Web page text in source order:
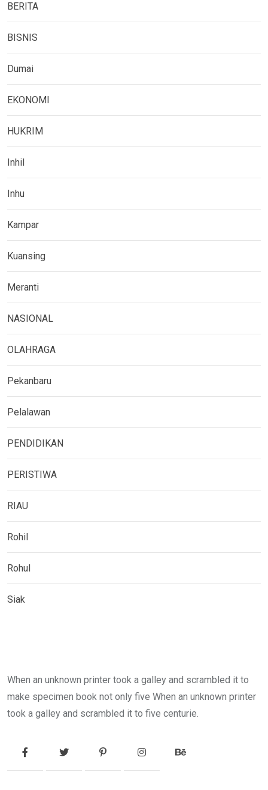
BERITA
BISNIS
Dumai
EKONOMI
HUKRIM
Inhil
Inhu
Kampar
Kuansing
Meranti
NASIONAL
OLAHRAGA
Pekanbaru
Pelalawan
PENDIDIKAN
PERISTIWA
RIAU
Rohil
Rohul
Siak
When an unknown printer took a galley and scrambled it to
make specimen book not only five When an unknown printer
took a galley and scrambled it to five centurie.